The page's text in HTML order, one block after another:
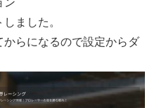
ました。
らになるので設定からダ